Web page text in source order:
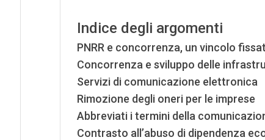
Indice degli argomenti
PNRR e concorrenza, un vincolo
Concorrenza e sviluppo delle
Servizi di comunicazione elettronica
Rimozione degli oneri per le imprese
Abbreviati i termini della
Contrasto all’abuso di dipendenza